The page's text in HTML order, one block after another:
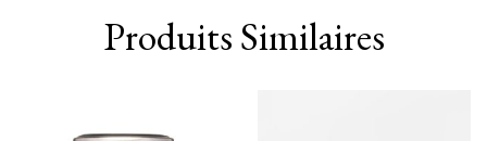
Produits Similaires